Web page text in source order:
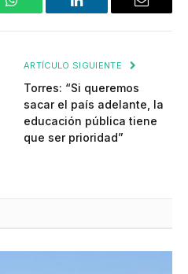
WhatsApp LinkedIn Email
ARTÍCULO SIGUIENTE
Torres: “Si queremos
sacar el país adelante, la
educación pública tiene
que ser prioridad”